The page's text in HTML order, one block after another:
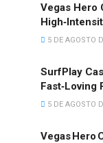
Vegas Hero
5 DE AGOSTO
SurfPlay
Fast‑Loving
5 DE AGOSTO
Vegas Hero